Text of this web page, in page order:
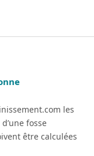
les
fosse
être calculées